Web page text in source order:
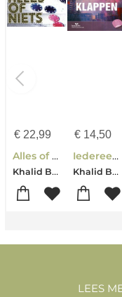
€22,99
Alles of niets
Khalid Boudou
€14,50
Iedereen krijgt klappen
Khalid Boudou
LEES